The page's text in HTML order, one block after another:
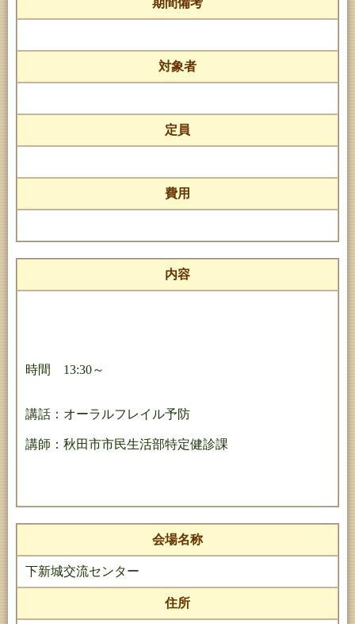
期間備考
対象者
定員
費用
内容
時間 13:30～
講話：オーラルフレイル予防
講師：秋田市市民生活部特定健診課
会場名称
下新城交流センター
住所